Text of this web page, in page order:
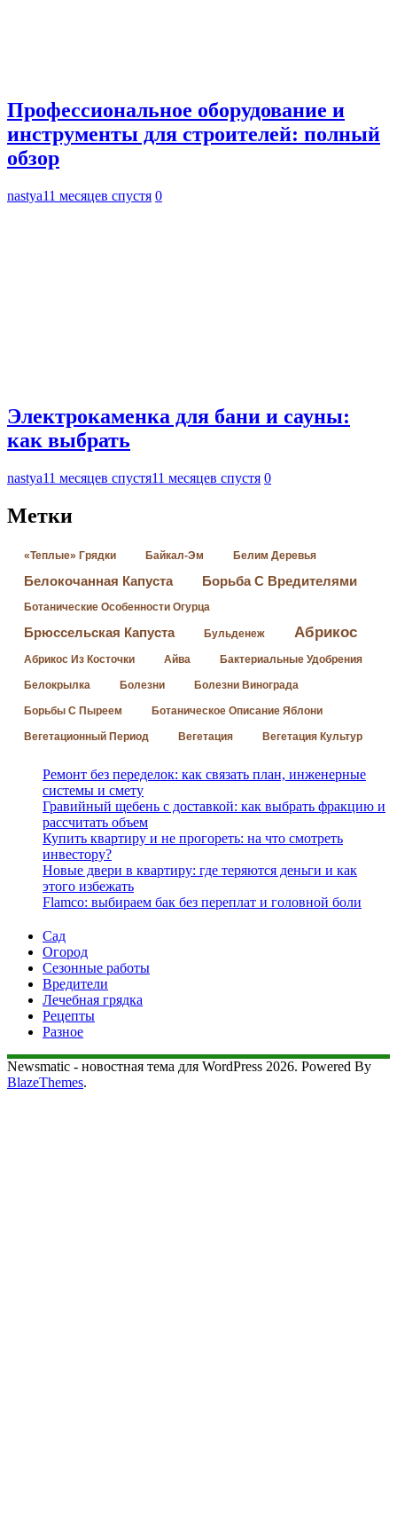
Профессиональное оборудование и
инструменты для строителей: полный
обзор
nastya11 месяцев спустя 0
Электрокаменка для бани и сауны:
как выбрать
nastya11 месяцев спустя11 месяцев спустя 0
Метки
«Теплые» Грядки Байкал-Эм Белим Деревья
Белокочанная Капуста Борьба С Вредителями
Ботанические Особенности Огурца
Брюссельская Капуста Бульденеж Абрикос
Абрикос Из Косточки Айва Бактериальные Удобрения
Белокрылка Болезни Болезни Винограда
Борьбы С Пыреем Ботаническое Описание Яблони
Вегетационный Период Вегетация Вегетация Культур
Ремонт без переделок: как связать план, инженерные
системы и смету
Гравийный щебень с доставкой: как выбрать фракцию и
рассчитать объем
Купить квартиру и не прогореть: на что смотреть
инвестору?
Новые двери в квартиру: где теряются деньги и как
этого избежать
Flamco: выбираем бак без переплат и головной боли
Сад
Огород
Сезонные работы
Вредители
Лечебная грядка
Рецепты
Разное
Newsmatic - новостная тема для WordPress 2026. Powered By
BlazeThemes.